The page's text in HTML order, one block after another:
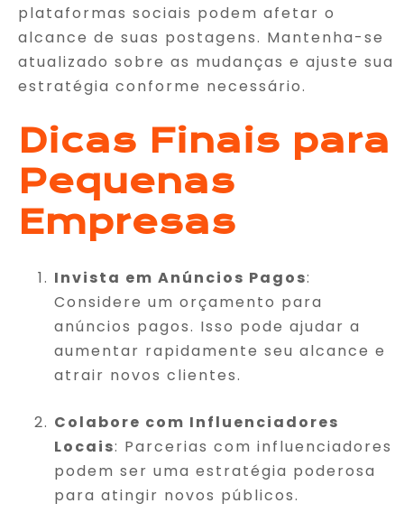
plataformas sociais podem afetar o
alcance de suas postagens. Mantenha-se
atualizado sobre as mudanças e ajuste sua
estratégia conforme necessário.
Dicas Finais para
Pequenas
Empresas
Invista em Anúncios Pagos:
Considere um orçamento para
anúncios pagos. Isso pode ajudar a
aumentar rapidamente seu alcance e
atrair novos clientes.
Colabore com Influenciadores
Locais: Parcerias com influenciadores
podem ser uma estratégia poderosa
para atingir novos públicos.